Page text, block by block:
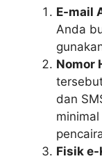
E-mail
Anda
Nomor
dan
Fisik e-